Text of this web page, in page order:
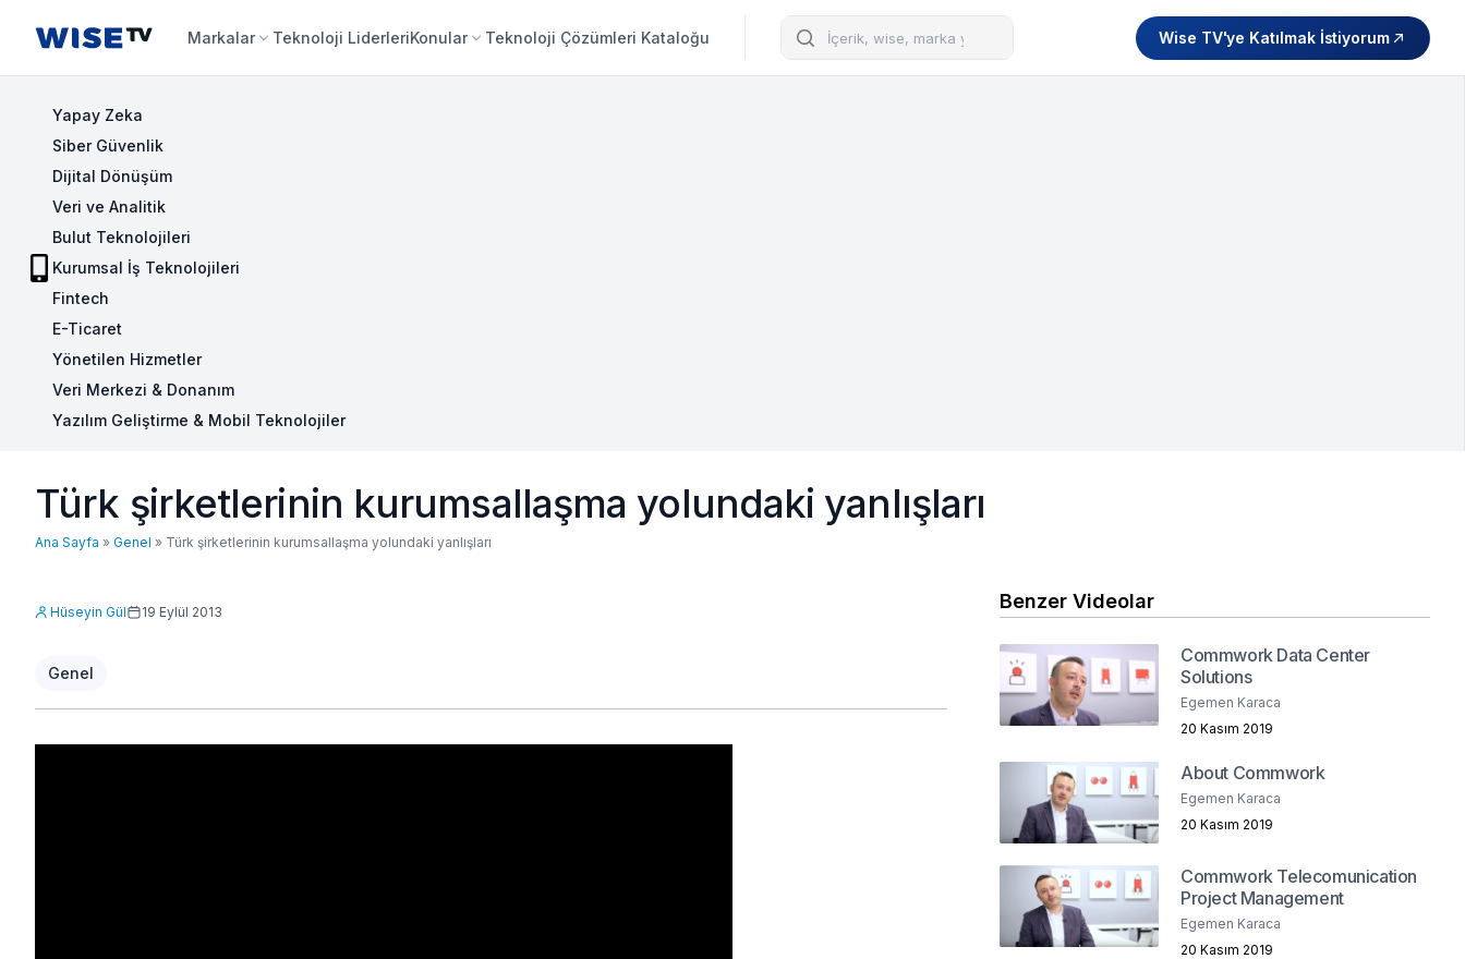
Wise TV Markalar Teknoloji LiderleriKonular Teknoloji Çözümleri Kataloğu Arama Wise TV'ye Katılmak İstiyorum
Yapay Zeka
Siber Güvenlik
Dijital Dönüşüm
Veri ve Analitik
Bulut Teknolojileri
Kurumsal İş Teknolojileri
Fintech
E-Ticaret
Yönetilen Hizmetler
Veri Merkezi & Donanım
Yazılım Geliştirme & Mobil Teknolojiler
Türk şirketlerinin kurumsallaşma yolundaki yanlışları
Ana Sayfa » Genel » Türk şirketlerinin kurumsallaşma yolundaki yanlışları
Hüseyin Gül 19 Eylül 2013
Genel
Benzer Videolar
Commwork Data Center
Solutions
Egemen Karaca
20 Kasım 2019
About Commwork
Egemen Karaca
20 Kasım 2019
Commwork Telecomunication
Project Management
Egemen Karaca
20 Kasım 2019